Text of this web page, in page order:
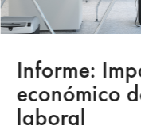
Informe:
económico
laboral